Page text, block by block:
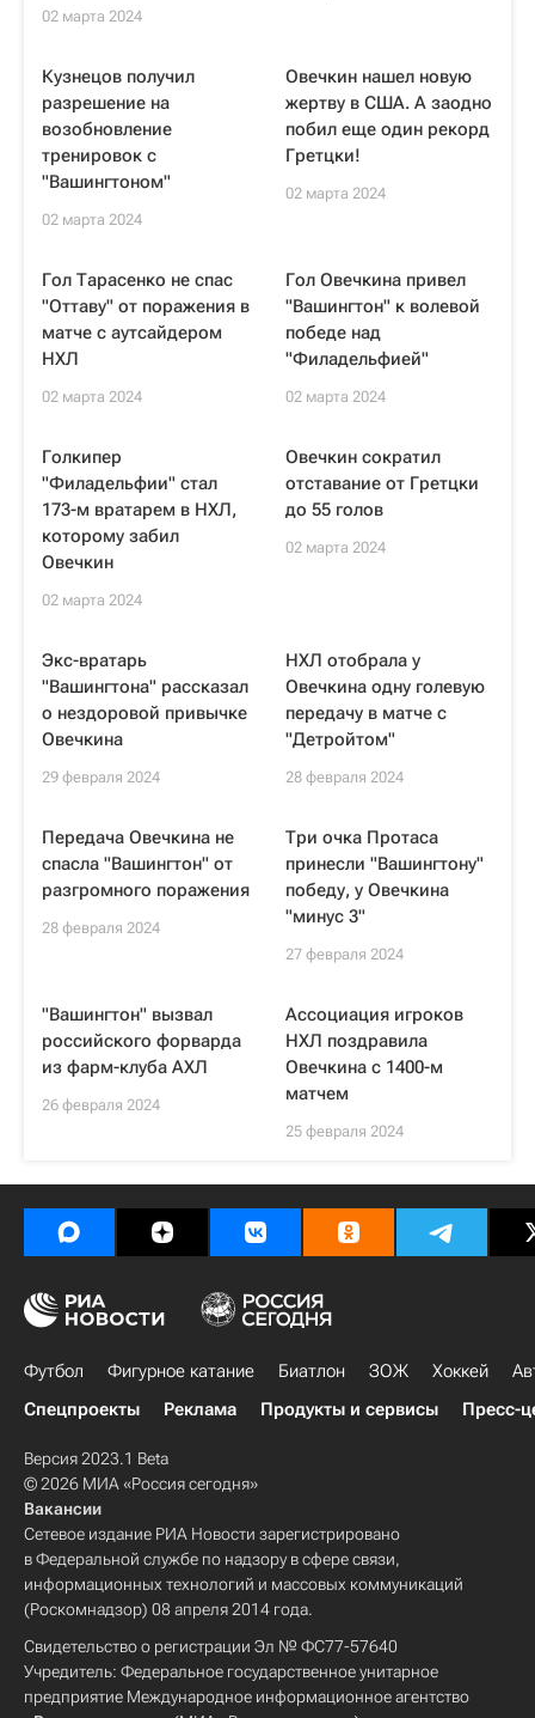
02 марта 2024
Кузнецов получил
разрешение на
возобновление
тренировок с
"Вашингтоном"
02 марта 2024
Овечкин нашел новую
жертву в США. А заодно
побил еще один рекорд
Гретцки!
02 марта 2024
Гол Тарасенко не спас
"Оттаву" от поражения в
матче с аутсайдером
НХЛ
02 марта 2024
Гол Овечкина привел
"Вашингтон" к волевой
победе над
"Филадельфией"
02 марта 2024
Голкипер
"Филадельфии" стал
173-м вратарем в НХЛ,
которому забил
Овечкин
02 марта 2024
Овечкин сократил
отставание от Гретцки
до 55 голов
02 марта 2024
Экс-вратарь
"Вашингтона" рассказал
о нездоровой привычке
Овечкина
29 февраля 2024
НХЛ отобрала у
Овечкина одну голевую
передачу в матче с
"Детройтом"
28 февраля 2024
Передача Овечкина не
спасла "Вашингтон" от
разгромного поражения
28 февраля 2024
Три очка Протаса
принесли "Вашингтону"
победу, у Овечкина
"минус 3"
27 февраля 2024
"Вашингтон" вызвал
российского форварда
из фарм-клуба АХЛ
26 февраля 2024
Ассоциация игроков
НХЛ поздравила
Овечкина с 1400-м
матчем
25 февраля 2024
Футбол Фигурное катание Биатлон ЗОЖ Хоккей
Спецпроекты
Реклама Продукты и сервисы Пресс-
Версия 2023.1 Beta
© 2026 МИА «Россия сегодня»
Вакансии
Сетевое издание РИА Новости зарегистрировано
в Федеральной службе по надзору в сфере связи,
информационных технологий и массовых коммуникаций
(Роскомнадзор) 08 апреля 2014 года.
Свидетельство о регистрации Эл № ФС77-57640
Учредитель: Федеральное государственное унитарное
предприятие Международное информационное агентство